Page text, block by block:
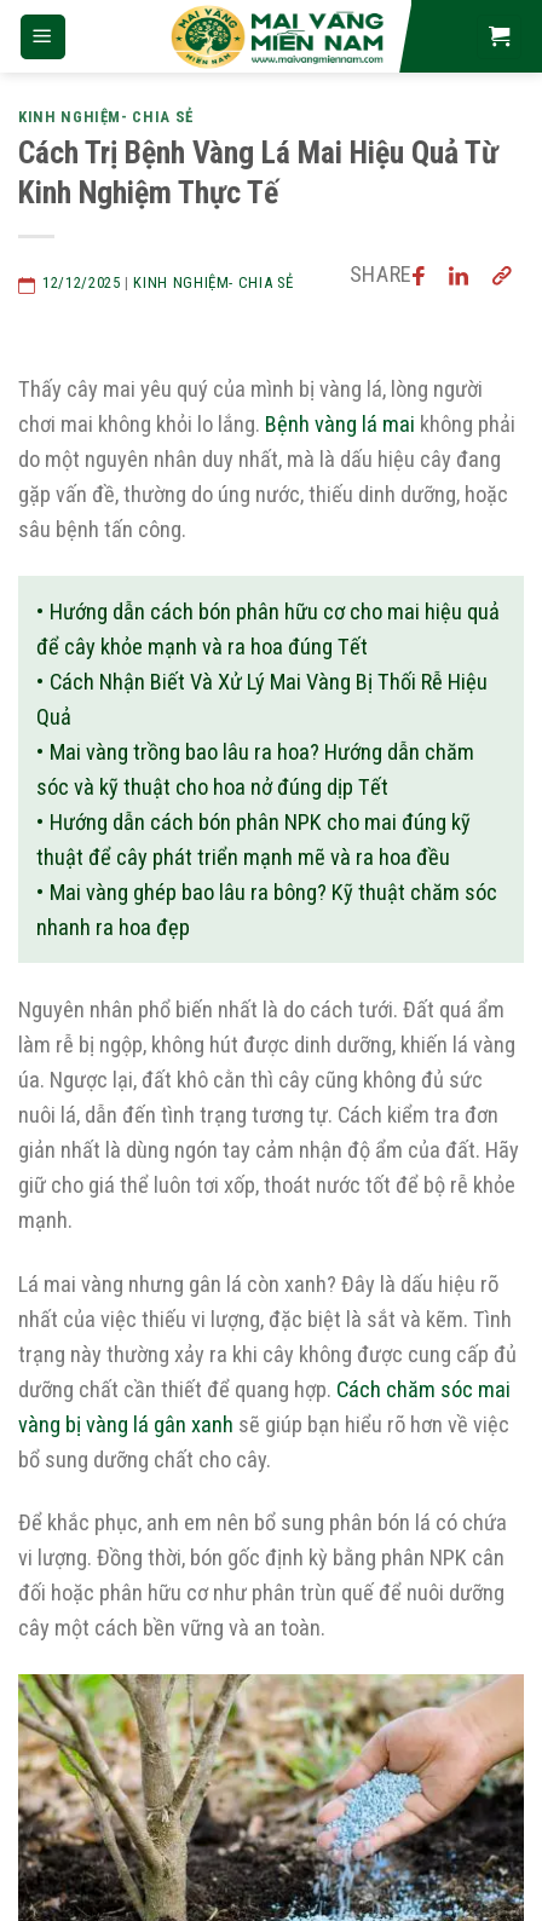
Skip
KINH NGHIỆM- CHIA SẺ
Cách Trị Bệnh Vàng Lá Mai Hiệu Quả Từ
Kinh Nghiệm Thực Tế
12/12/2025 |KINH NGHIỆM- CHIA SẺ SHARE
Thấy cây mai yêu quý của mình bị vàng lá, lòng người
chơi mai không khỏi lo lắng. Bệnh vàng lá mai không phải
do một nguyên nhân duy nhất, mà là dấu hiệu cây đang
gặp vấn đề, thường do úng nước, thiếu dinh dưỡng, hoặc
sâu bệnh tấn công.
Hướng dẫn cách bón phân hữu cơ cho mai hiệu quả
để cây khỏe mạnh và ra hoa đúng Tết
Cách Nhận Biết Và Xử Lý Mai Vàng Bị Thối Rễ Hiệu
Quả
Mai vàng trồng bao lâu ra hoa? Hướng dẫn chăm
sóc và kỹ thuật cho hoa nở đúng dịp Tết
Hướng dẫn cách bón phân NPK cho mai đúng kỹ
thuật để cây phát triển mạnh mẽ và ra hoa đều
Mai vàng ghép bao lâu ra bông? Kỹ thuật chăm sóc
nhanh ra hoa đẹp
Nguyên nhân phổ biến nhất là do cách tưới. Đất quá ẩm
làm rễ bị ngộp, không hút được dinh dưỡng, khiến lá vàng
úa. Ngược lại, đất khô cằn thì cây cũng không đủ sức
nuôi lá, dẫn đến tình trạng tương tự. Cách kiểm tra đơn
giản nhất là dùng ngón tay cảm nhận độ ẩm của đất. Hãy
giữ cho giá thể luôn tơi xốp, thoát nước tốt để bộ rễ khỏe
mạnh.
Lá mai vàng nhưng gân lá còn xanh? Đây là dấu hiệu rõ
nhất của việc thiếu vi lượng, đặc biệt là sắt và kẽm. Tình
trạng này thường xảy ra khi cây không được cung cấp đủ
dưỡng chất cần thiết để quang hợp. Cách chăm sóc mai
vàng bị vàng lá gân xanh sẽ giúp bạn hiểu rõ hơn về việc
bổ sung dưỡng chất cho cây.
Để khắc phục, anh em nên bổ sung phân bón lá có chứa
vi lượng. Đồng thời, bón gốc định kỳ bằng phân NPK cân
đối hoặc phân hữu cơ như phân trùn quế để nuôi dưỡng
cây một cách bền vững và an toàn.